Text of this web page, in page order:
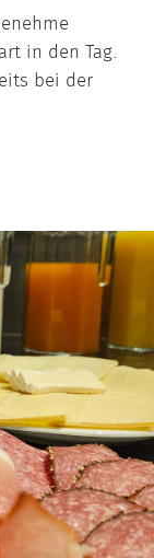
in den Tag.
bei der